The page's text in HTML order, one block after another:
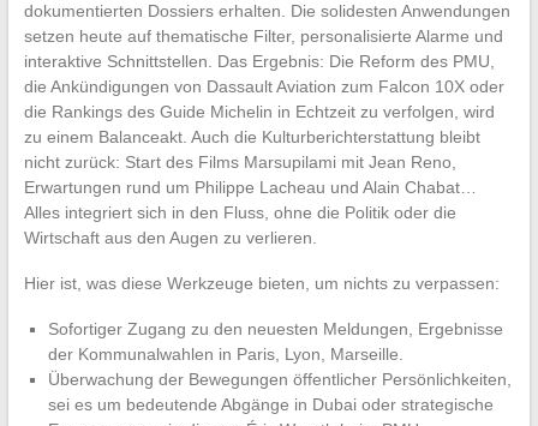
dokumentierten Dossiers erhalten. Die solidesten Anwendungen
setzen heute auf thematische Filter, personalisierte Alarme und
interaktive Schnittstellen. Das Ergebnis: Die Reform des PMU,
die Ankündigungen von Dassault Aviation zum Falcon 10X oder
die Rankings des Guide Michelin in Echtzeit zu verfolgen, wird
zu einem Balanceakt. Auch die Kulturberichterstattung bleibt
nicht zurück: Start des Films Marsupilami mit Jean Reno,
Erwartungen rund um Philippe Lacheau und Alain Chabat…
Alles integriert sich in den Fluss, ohne die Politik oder die
Wirtschaft aus den Augen zu verlieren.
Hier ist, was diese Werkzeuge bieten, um nichts zu verpassen:
Sofortiger Zugang zu den neuesten Meldungen, Ergebnisse
der Kommunalwahlen in Paris, Lyon, Marseille.
Überwachung der Bewegungen öffentlicher Persönlichkeiten,
sei es um bedeutende Abgänge in Dubai oder strategische